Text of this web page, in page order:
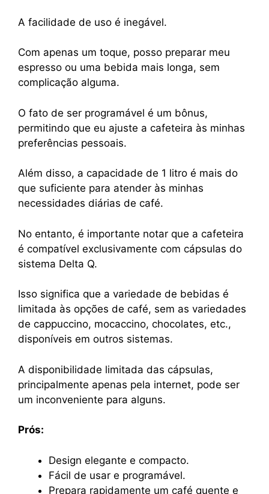
A facilidade de uso é inegável.
Com apenas um toque, posso preparar meu
espresso ou uma bebida mais longa, sem
complicação alguma.
O fato de ser programável é um bônus,
permitindo que eu ajuste a cafeteira às minhas
preferências pessoais.
Além disso, a capacidade de 1 litro é mais do
que suficiente para atender às minhas
necessidades diárias de café.
No entanto, é importante notar que a cafeteira
é compatível exclusivamente com cápsulas do
sistema Delta Q.
Isso significa que a variedade de bebidas é
limitada às opções de café, sem as variedades
de cappuccino, mocaccino, chocolates, etc.,
disponíveis em outros sistemas.
A disponibilidade limitada das cápsulas,
principalmente apenas pela internet, pode ser
um inconveniente para alguns.
Prós:
Design elegante e compacto.
Fácil de usar e programável.
Prepara rapidamente um café quente e